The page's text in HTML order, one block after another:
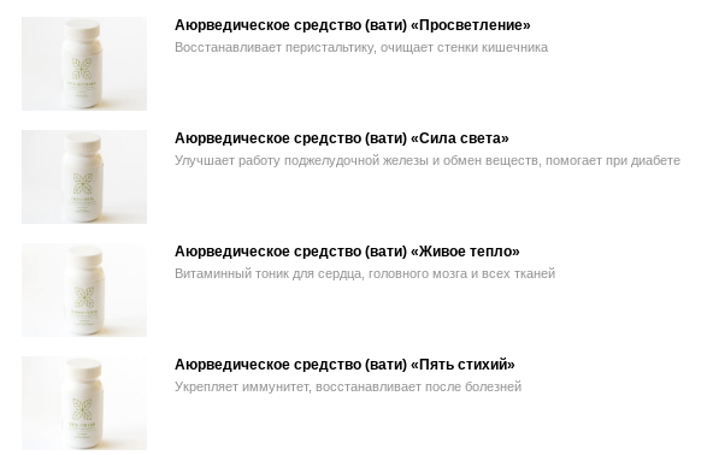
Аюрведическое средство (вати) «Просветление»
Восстанавливает перистальтику, очищает стенки кишечника
Аюрведическое средство (вати) «Сила света»
Улучшает работу поджелудочной железы и обмен веществ, помогает при диабете
Аюрведическое средство (вати) «Живое тепло»
Витаминный тоник для сердца, головного мозга и всех тканей
Аюрведическое средство (вати) «Пять стихий»
Укрепляет иммунитет, восстанавливает после болезней